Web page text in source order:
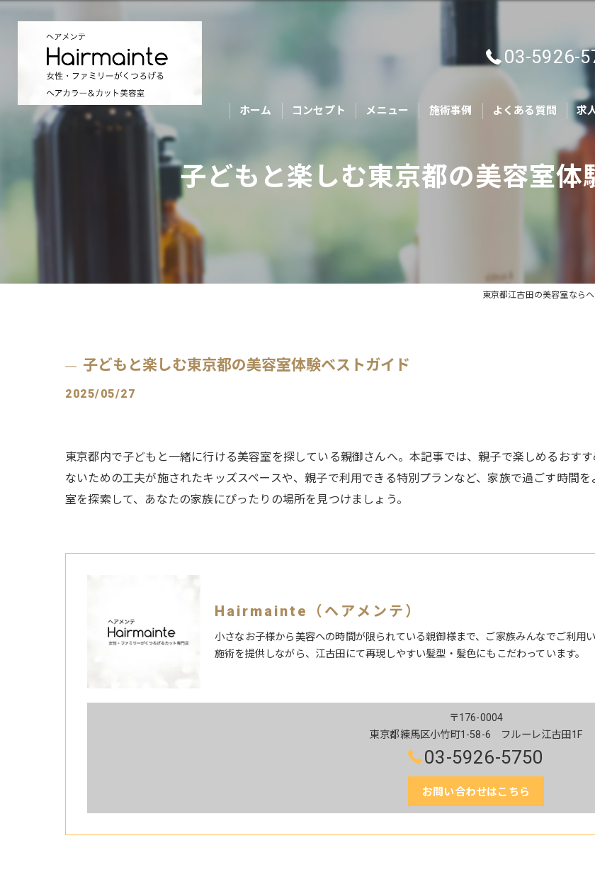
03-5926-
ホーム コンセプト メニュー 施術事例 よくある質問 求
子どもと楽しむ東京都の美容室体
東京都江古田の美容室なら
子どもと楽しむ東京都の美容室体験ベストガイド
2025/05/27
東京都内で子どもと一緒に行ける美容室を探している親御さんへ。本記事では、親子で楽しめるおす
ないための工夫が施されたキッズスペースや、親子で利用できる特別プランなど、家族で過ごす時間
室を探索して、あなたの家族にぴったりの場所を見つけましょう。
Hairmainte（ヘアメンテ）
小さなお子様から美容への時間が限られている親御様まで、ご家族みんなでご利用
施術を提供しながら、江古田にて再現しやすい髪型・髪色にもこだわっています。
〒176-0004
東京都練馬区小竹町1-58-6 フルーレ江古田1F
03-5926-5750
お問い合わせはこちら